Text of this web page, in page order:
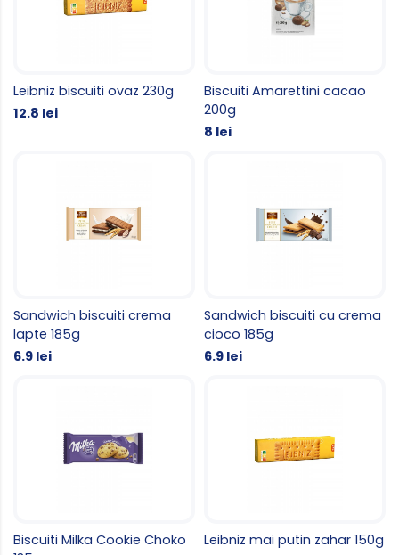
Leibniz biscuiti ovaz 230g
12.8 lei
Biscuiti Amarettini cacao
200g
8 lei
Sandwich biscuiti crema
lapte 185g
6.9 lei
Sandwich biscuiti cu crema
cioco 185g
6.9 lei
Biscuiti Milka Cookie Choko
Leibniz mai putin zahar 150g